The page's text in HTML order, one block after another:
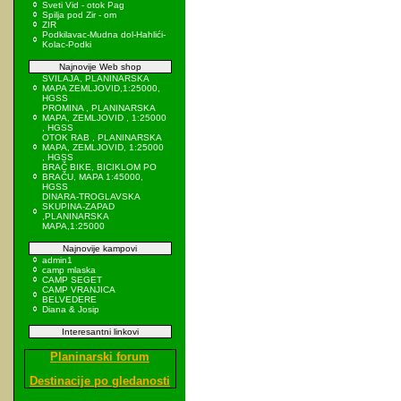
Sveti Vid - otok Pag
Spilja pod Zir - om
ZIR
Podkilavac-Mudna dol-Hahlići-
Kolac-Podki
Najnovije Web shop
SVILAJA, PLANINARSKA
MAPA ZEMLJOVID,1:25000,
HGSS
PROMINA , PLANINARSKA
MAPA, ZEMLJOVID , 1:25000
, HGSS
OTOK RAB , PLANINARSKA
MAPA, ZEMLJOVID, 1:25000
, HGSS
BRAČ BIKE, BICIKLOM PO
BRAČU, MAPA 1:45000,
HGSS
DINARA-TROGLAVSKA
SKUPINA-ZAPAD
,PLANINARSKA
MAPA,1:25000
Najnovije kampovi
admin1
camp mlaska
CAMP SEGET
CAMP VRANJICA
BELVEDERE
Diana & Josip
Interesantni linkovi
Planinarski forum
Destinacije po gledanosti